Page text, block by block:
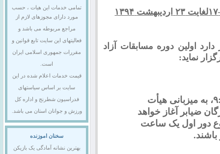
۱۷لغایت ۲۳ اردیبهشت ۱۳۹۴
اولین دوره مسابقات آزاد
نماید:
۹۴/۰۲/۱۸ ساعت ۹:۳۰، به میزبانی هیأت
ضیابر آغاز خواهد
دور اول یک ساعت
تمامی خدمات این هیات ، حسب
مورد دارای مجوزهای لازم از
مراجع مربوطه می باشد و
فعالیتهای این سایت تابع قوانین و
مقررات جمهوری اسلامی ایران
است.
قیمت خدمات اعلام شده در این
سایت بر اساس سیاستهای
فدراسیون شطرنج و اداره کل
ورزش و جوانان استان می باشد.
سخنان اموزنده
بهترین نشانه آمادگی یک بازیکن